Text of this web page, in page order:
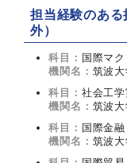
担当経験のあ
外）
科目： 国際マ
機関名： 筑波
科目： 社会工学
機関名： 筑波
科目： 国際金融
機関名： 筑波